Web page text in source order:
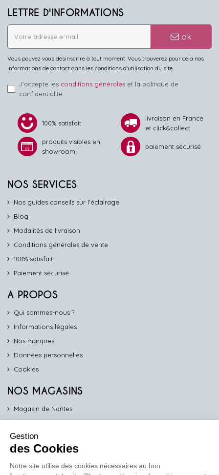
LETTRE D'INFORMATIONS
ok
Vous pouvez vous désinscrire à tout moment. Vous trouverez pour cela nos
informations de contact dans les conditions d'utilisation du site.
J'accepte les conditions générales et la politique de
confidentialité.
100% satisfait
livraison en France
et click&collect
produits visibles en
showroom
paiement sécurisé
NOS SERVICES
Nos guides conseils sur l'éclairage
Blog
Modalités de livraison
Conditions générales de vente
100% satisfait
Paiement sécurisé
A PROPOS
Qui sommes-nous ?
Informations légales
Nos marques
Données personnelles
Cookies
NOS MAGASINS
Magasin de Nantes
Magasin de Vannes
Magasin d'Orléans
Gestion
des Cookies
Notre site utilise des cookies nécessaires au bon